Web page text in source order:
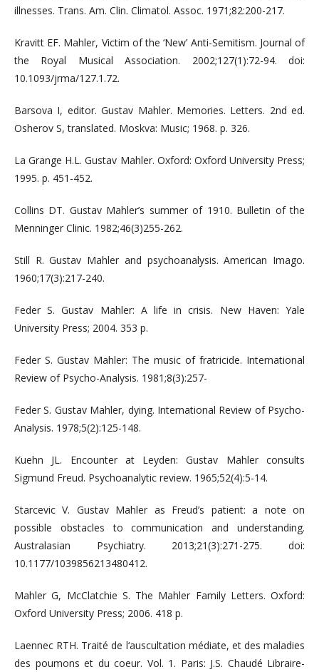
illnesses. Trans. Am. Clin. Climatol. Assoc. 1971;82:200-217.
Kravitt EF. Mahler, Victim of the ‘New’ Anti-Semitism. Journal of
the Royal Musical Association. 2002;127(1):72-94. doi:
10.1093/jrma/127.1.72.
Barsova I, editor. Gustav Mahler. Memories. Letters. 2nd ed.
Osherov S, translated. Moskva: Music; 1968. p. 326.
La Grange H.L. Gustav Mahler. Oxford: Oxford University Press;
1995. p. 451-452.
Collins DT. Gustav Mahler’s summer of 1910. Bulletin of the
Menninger Clinic. 1982;46(3)255-262.
Still R. Gustav Mahler and psychoanalysis. American Imago.
1960;17(3):217-240.
Feder S. Gustav Mahler: A life in crisis. New Haven: Yale
University Press; 2004. 353 p.
Feder S. Gustav Mahler: The music of fratricide. International
Review of Psycho-Analysis. 1981;8(3):257-
Feder S. Gustav Mahler, dying. International Review of Psycho-
Analysis. 1978;5(2):125-148.
Kuehn JL. Encounter at Leyden: Gustav Mahler consults
Sigmund Freud. Psychoanalytic review. 1965;52(4):5-14.
Starcevic V. Gustav Mahler as Freud’s patient: a note on
possible obstacles to communication and understanding.
Australasian Psychiatry. 2013;21(3):271-275. doi:
10.1177/1039856213480412.
Mahler G, McClatchie S. The Mahler Family Letters. Oxford:
Oxford University Press; 2006. 418 р.
Laennec RTH. Traité de l‘auscultation médiate, et des maladies
des poumons et du coeur. Vol. 1. Paris: J.S. Chaudé Libraire-